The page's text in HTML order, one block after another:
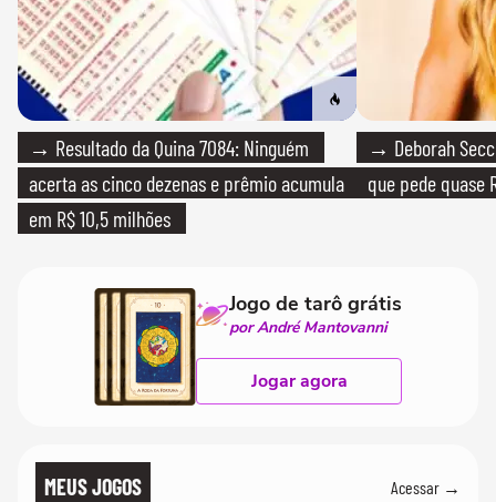
→ Resultado da Quina 7084: Ninguém
acerta as cinco dezenas e prêmio acumula
em R$ 10,5 milhões
→ Deborah
que pede quase
Jogo de tarô grátis
por André Mantovanni
Jogar agora
MEUS JOGOS Acessar →